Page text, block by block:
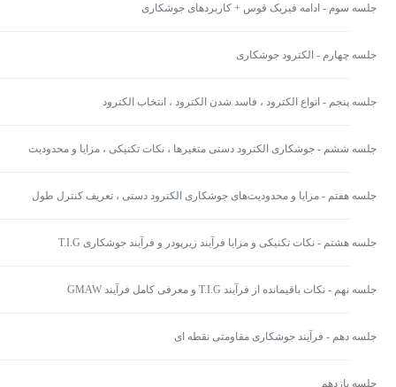
جلسه سوم - ادامه فیزیک قوس + کاربردهای جوشکاری
جلسه چهارم - الکترود جوشکاری
جلسه پنجم - انواع الکترود ، فاسد شدن الکترود ، انتخاب الکترود
جلسه ششم - جوشکاری الکترود دستی متغیر‌‌‌‌‌‌ها ، نکات تکنیکی ، مزایا و محدودیت
جلسه هفتم - مزایا و محدودیت‌های جوشکاری الکترود دستی ، تعریف کنترل طول
جلسه هشتم - نکات تکنیکی و مزایا فرآیند زیرپودر و فرآیند جوشکاری T.I.G
جلسه نهم - نکات باقیمانده از فرآیند T.I.G و معرفی کامل فرآیند GMAW
جلسه دهم - فرآیند جوشکاری مقاومتی نقطه ای
جلسه یازدهم